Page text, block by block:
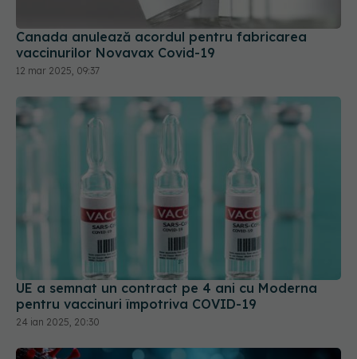
UE a semnat un contract pe 4 ani cu Moderna
pentru vaccinuri împotriva COVID-19
24 ian 2025, 20:30